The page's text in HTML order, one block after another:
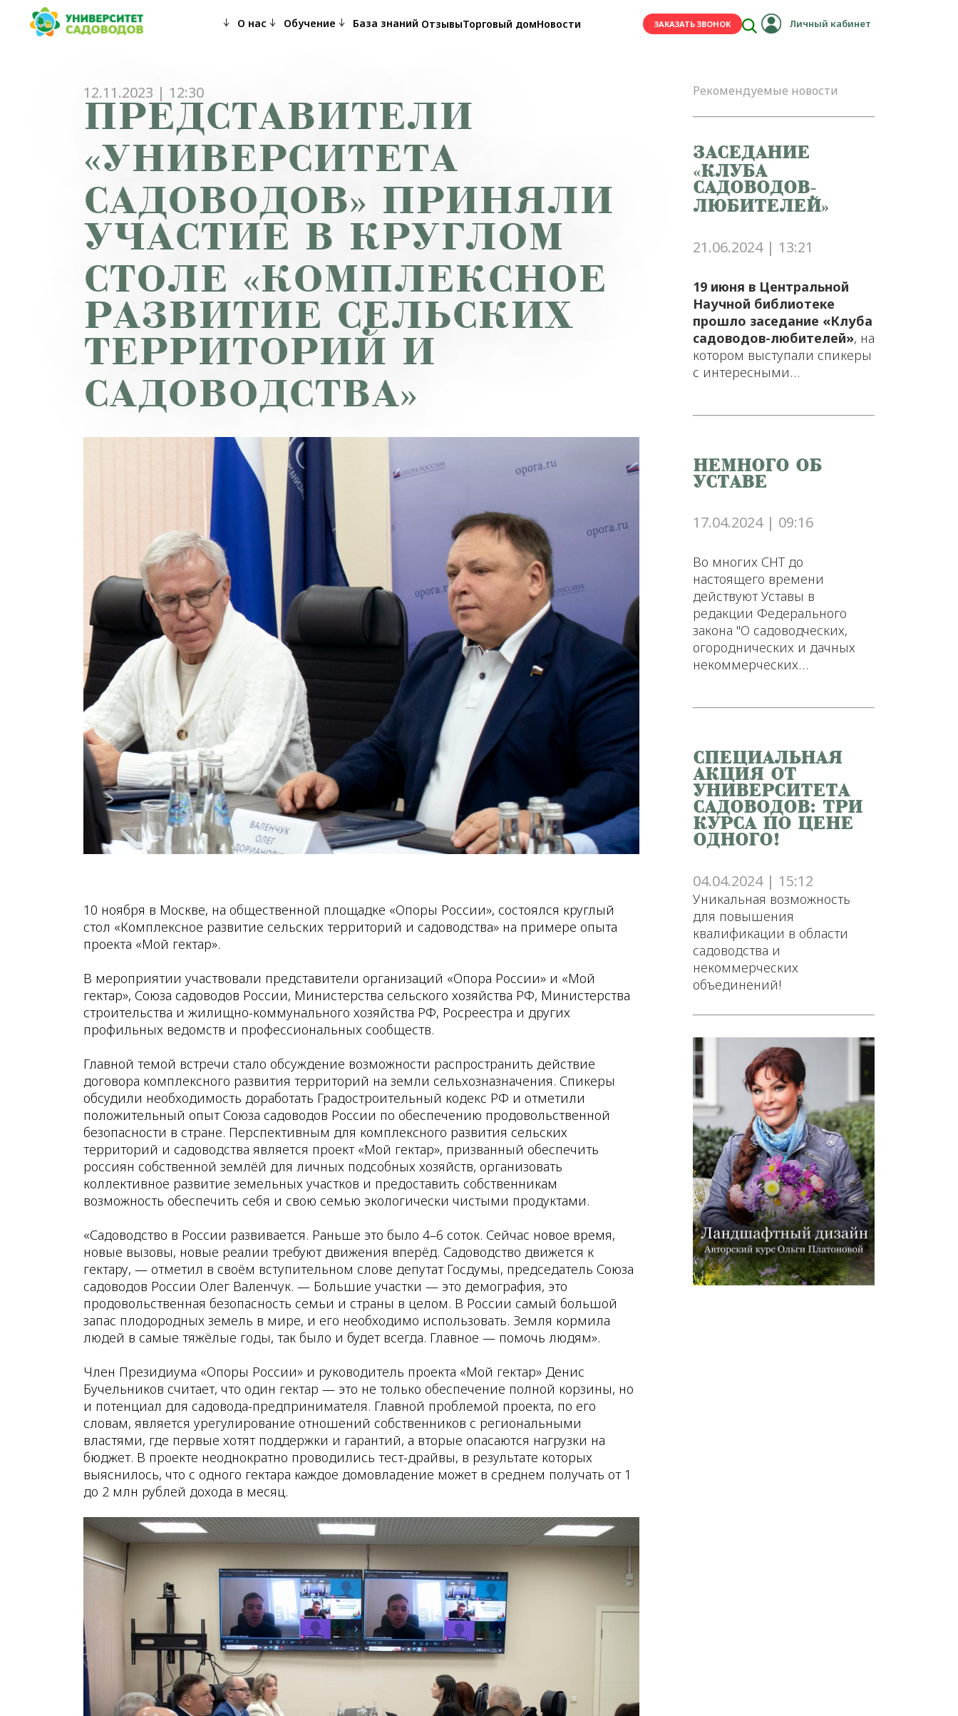
О нас Обучение База знаний ОтзывыТорговый домНовости ЗАКАЗАТЬ ЗВОНОК Личный кабинет
Главная>Новости
Представители «Университета Садоводов» приняли участие в круглом столе «Комплексное развитие сельских территорий и
садоводства»
12.11.2023 | 12:30
ПРЕДСТАВИТЕЛИ
«УНИВЕРСИТЕТА
САДОВОДОВ» ПРИНЯЛИ
УЧАСТИЕ В КРУГЛОМ
СТОЛЕ «КОМПЛЕКСНОЕ
РАЗВИТИЕ СЕЛЬСКИХ
ТЕРРИТОРИЙ И
САДОВОДСТВА»
10 ноября в Москве, на общественной площадке «Опоры России», состоялся круглый
стол «Комплексное развитие сельских территорий и садоводства» на примере опыта
проекта «Мой гектар».
В мероприятии участвовали представители организаций «Опора России» и «Мой
гектар», Союза садоводов России, Министерства сельского хозяйства РФ, Министерства
строительства и жилищно-коммунального хозяйства РФ, Росреестра и других
профильных ведомств и профессиональных сообществ.
Главной темой встречи стало обсуждение возможности распространить действие
договора комплексного развития территорий на земли сельхозназначения. Спикеры
обсудили необходимость доработать Градостроительный кодекс РФ и отметили
положительный опыт Союза садоводов России по обеспечению продовольственной
безопасности в стране. Перспективным для комплексного развития сельских
территорий и садоводства является проект «Мой гектар», призванный обеспечить
россиян собственной землёй для личных подсобных хозяйств, организовать
коллективное развитие земельных участков и предоставить собственникам
возможность обеспечить себя и свою семью экологически чистыми продуктами.
«Садоводство в России развивается. Раньше это было 4–6 соток. Сейчас новое время,
новые вызовы, новые реалии требуют движения вперёд. Садоводство движется к
гектару, — отметил в своём вступительном слове депутат Госдумы, председатель Союза
садоводов России Олег Валенчук. — Большие участки — это демография, это
продовольственная безопасность семьи и страны в целом. В России самый большой
запас плодородных земель в мире, и его необходимо использовать. Земля кормила
людей в самые тяжёлые годы, так было и будет всегда. Главное — помочь людям».
Член Президиума «Опоры России» и руководитель проекта «Мой гектар» Денис
Бучельников считает, что один гектар — это не только обеспечение полной корзины, но
и потенциал для садовода-предпринимателя. Главной проблемой проекта, по его
словам, является урегулирование отношений собственников с региональными
властями, где первые хотят поддержки и гарантий, а вторые опасаются нагрузки на
бюджет. В проекте неоднократно проводились тест-драйвы, в результате которых
выяснилось, что с одного гектара каждое домовладение может в среднем получать от 1
до 2 млн рублей дохода в месяц.
Рекомендуемые новости
ЗАСЕДАНИЕ
«КЛУБА
САДОВОДОВ-
ЛЮБИТЕЛЕЙ»
21.06.2024 | 13:21
19 июня в Центральной
Научной библиотеке
прошло заседание «Клуба
садоводов-любителей», на
котором выступали спикеры
с интересными…
НЕМНОГО ОБ
УСТАВЕ
17.04.2024 | 09:16
Во многих СНТ до
настоящего времени
действуют Уставы в
редакции Федерального
закона "О садоводческих,
огороднических и дачных
некоммерческих…
СПЕЦИАЛЬНАЯ
АКЦИЯ ОТ
УНИВЕРСИТЕТА
САДОВОДОВ: ТРИ
КУРСА ПО ЦЕНЕ
ОДНОГО!
04.04.2024 | 15:12
Уникальная возможность
для повышения
квалификации в области
садоводства и
некоммерческих
объединений!